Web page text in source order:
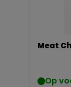
Meat
Op